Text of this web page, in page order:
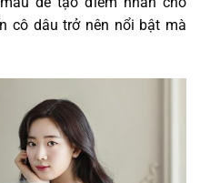
cô dâu trở nên nổi bật mà